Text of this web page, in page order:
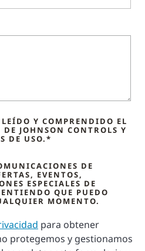
Y COMPRENDIDO EL
JOHNSON CONTROLS Y
DE USO.*
DE
EVENTOS,
ESPECIALES DE
QUE PUEDO
MOMENTO.
para obtener
protegemos y gestionamos